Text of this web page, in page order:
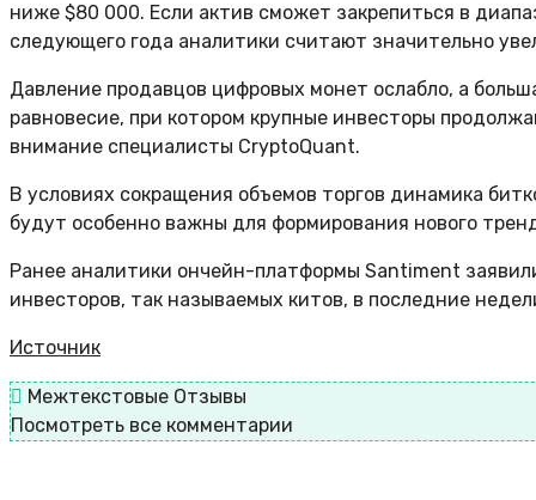
ниже $80 000. Если актив сможет закрепиться в
следующего года аналитики считают значительно
Давление продавцов цифровых монет ослабло, а
равновесие, при котором крупные инвесторы
внимание специалисты CryptoQuant.
В условиях сокращения объемов торгов динамика
будут особенно важны для формирования нового
Ранее аналитики ончейн-платформы Santiment
инвесторов, так называемых китов, в последние
Источник
Межтекстовые Отзывы
Посмотреть все комментарии